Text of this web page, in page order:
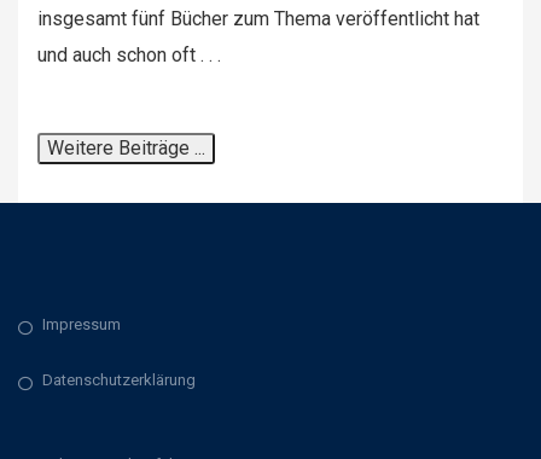
insgesamt fünf Bücher zum Thema veröffentlicht hat
und auch schon oft . . .
Impressum
Datenschutzerklärung